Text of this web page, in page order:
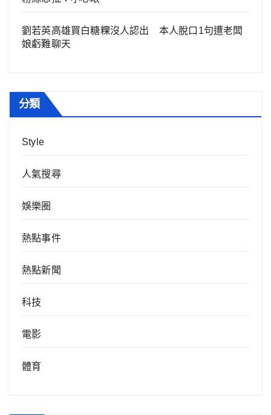
劉若英高雄買白糖粿沒人認出 本人脫口1句遭老闆
娘虧難聊天
分類
Style
人氣搜尋
娛樂圈
熱點事件
熱點新聞
科技
電影
體育